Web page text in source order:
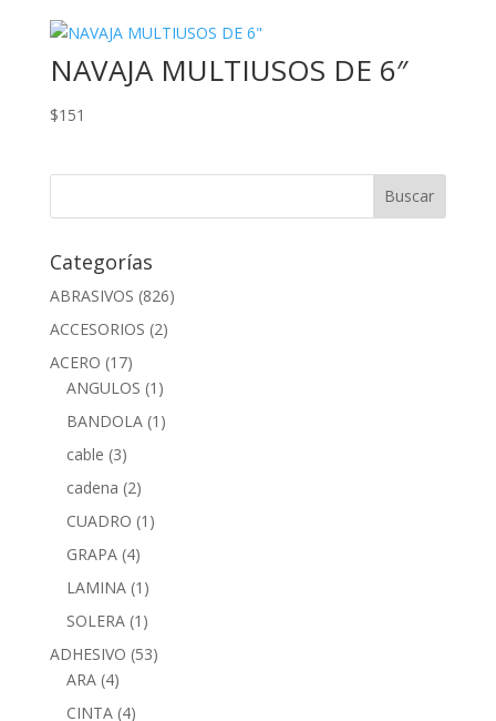
NAVAJA MULTIUSOS DE 6″
$151
Categorías
ABRASIVOS (826)
ACCESORIOS (2)
ACERO (17)
ANGULOS (1)
BANDOLA (1)
cable (3)
cadena (2)
CUADRO (1)
GRAPA (4)
LAMINA (1)
SOLERA (1)
ADHESIVO (53)
ARA (4)
CINTA (4)